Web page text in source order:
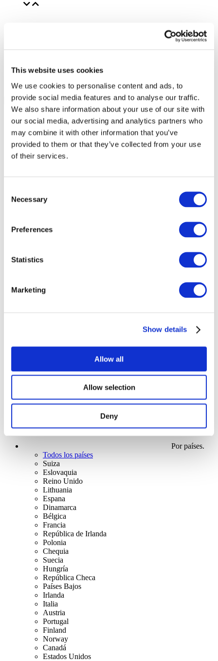
This website uses cookies
We use cookies to personalise content and ads, to
provide social media features and to analyse our traffic.
We also share information about your use of our site with
our social media, advertising and analytics partners who
may combine it with other information that you’ve
provided to them or that they’ve collected from your use
of their services.
Selection
Necessary
Preferences
Statistics
Marketing
Show details
Allow all
Allow selection
Deny
Todos los
Por países.
Todos los países
Suiza
Eslovaquia
Reino Unido
Lithuania
Espana
Dinamarca
Bélgica
Francia
República de Irlanda
Polonia
Chequia
Suecia
Hungría
República Checa
Países Bajos
Irlanda
Italia
Austria
Portugal
Finland
Norway
Canadá
Estados Unidos